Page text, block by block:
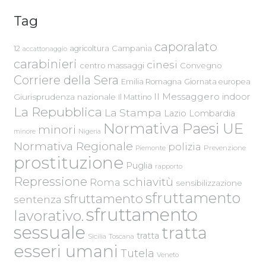
Tag
12 accattonaggio agricoltura Campania caporalato
carabinieri centro massaggi cinesi Convegno
Corriere della Sera Emilia Romagna Giornata europea
Giurisprudenza nazionale Il Mattino Il Messaggero indoor
La Repubblica La Stampa Lazio Lombardia
minore minori Nigeria Normativa Paesi UE
Normativa Regionale Piemonte polizia Prevenzione
prostituzione Puglia rapporto
Repressione Roma schiavitù sensibilizzazione
sentenza sfruttamento sfruttamento
lavorativo.sfruttamento
sessuale Sicilia Toscana tratta tratta
esseri umani Tutela Veneto